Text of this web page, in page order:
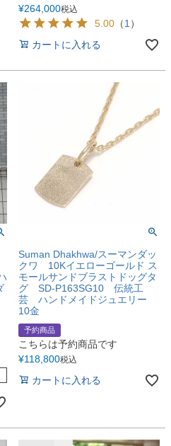
¥264,000税込
5.00 （1 ）
カートに入れる
Suman Dhakhwa/スーマンダッ
クワ 10Kイエローゴールド ス
モールサンドブラストドッグタ
グ SD-P163SG10 伝統工
芸 ハンドメイドジュエリー
10金
予約商品
こちらは予約商品です
¥118,800税込
カートに入れる